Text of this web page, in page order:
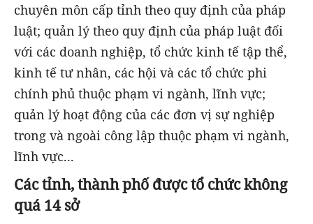
chuyên môn cấp tỉnh theo quy định của pháp
luật; quản lý theo quy định của pháp luật đối
với các doanh nghiệp, tổ chức kinh tế tập thể,
kinh tế tư nhân, các hội và các tổ chức phi
chính phủ thuộc phạm vi ngành, lĩnh vực;
quản lý hoạt động của các đơn vị sự nghiệp
trong và ngoài công lập thuộc phạm vi ngành,
lĩnh vực...
Các tỉnh, thành phố được tổ chức không
quá 14 sở